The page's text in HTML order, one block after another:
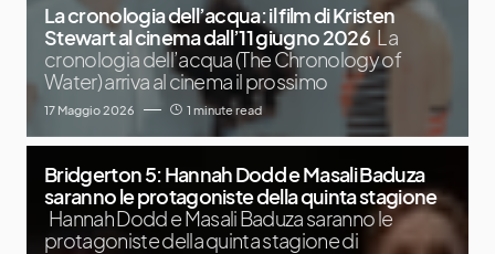
La cronologia dell’acqua: il film di Kristen
Stewart al cinema dall’11 giugno 2026 La
cronologia dell’acqua (The Chronology of
Water) arriva al cinema il prossimo
17 Maggio 2026 1 minute read
Bridgerton 5: Hannah Dodd e Masali Baduza
saranno le protagoniste della quinta stagione
Hannah Dodd e Masali Baduza saranno le
protagoniste della quinta stagione di